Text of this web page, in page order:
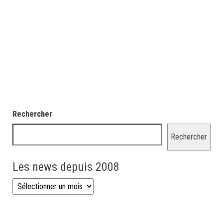
Rechercher
Rechercher
Les news depuis 2008
Les news depuis 2008